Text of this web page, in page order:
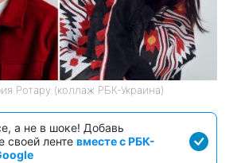
Ротару (коллаж РБК-Украина)
а не в шоке! Добавь
своей ленте вместе с РБК-